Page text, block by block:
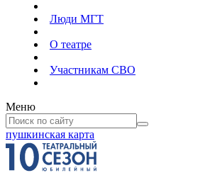
Люди МГТ
О театре
Участникам СВО
Меню
пушкинская карта